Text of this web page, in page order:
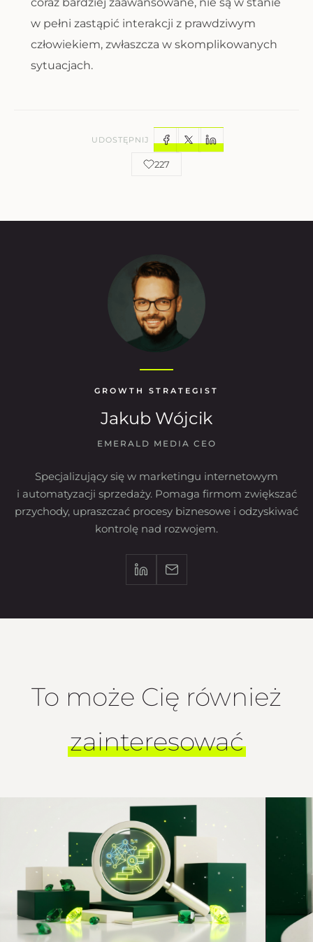
w pełni zastąpić interakcji z prawdziwym
człowiekiem, zwłaszcza w skomplikowanych
sytuacjach.
UDOSTĘPNIJ
227
GROWTH STRATEGIST
Jakub Wójcik
EMERALD MEDIA CEO
Specjalizujący się w marketingu internetowym
i automatyzacji sprzedaży. Pomaga firmom zwiększać
przychody, upraszczać procesy biznesowe i odzyskiwać
kontrolę nad rozwojem.
To może Cię również
zainteresować